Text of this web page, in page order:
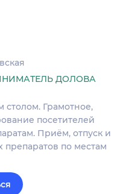
ДОЛОВА
столом. Грамотное,
посетителей
Приём, отпуск и
препаратов по местам